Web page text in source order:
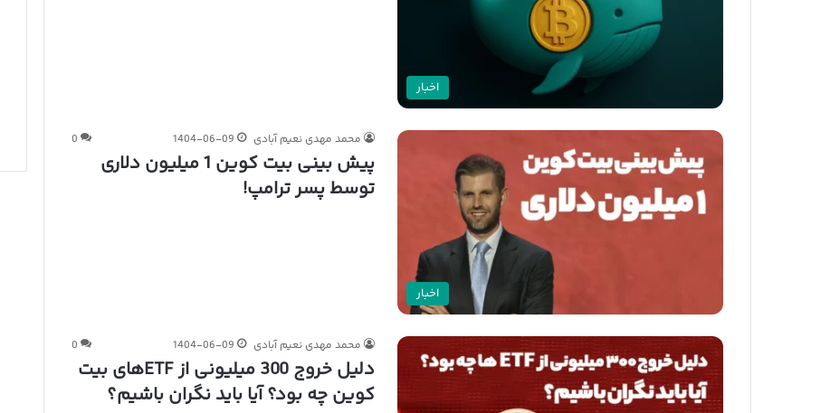
اخبار
اخبار
محمد مهدی نعیم آبادی 1404-06-09
0
پیش بینی بیت کوین 1 میلیون دلاری
توسط پسر ترامپ!
محمد مهدی نعیم آبادی 1404-06-09
0
دلیل خروج 300 میلیونی از ETFهای بیت
کوین چه بود؟ آیا باید نگران باشیم؟